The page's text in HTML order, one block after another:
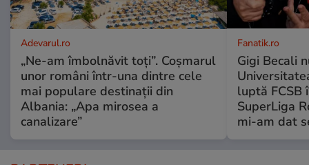
Adevarul.ro
„Ne-am îmbolnăvit toți”. Coșmarul
unor români într-una dintre cele
mai populare destinații din
Albania: „Apa mirosea a
canalizare”
Fanatik.ro
Gigi Becali
luptă FCSB
SuperLiga
mi-am dat